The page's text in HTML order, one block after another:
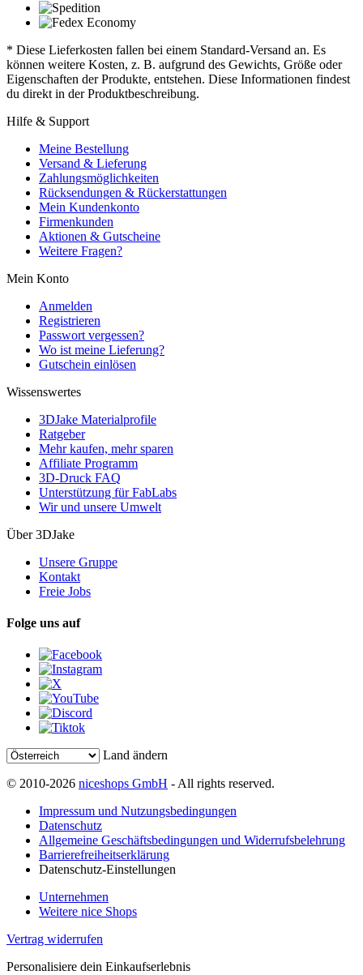
* Diese Lieferkosten fallen bei einem Standard-Versand an. Es
können weitere Kosten, z. B. aufgrund des Gewichts, Größe oder
Eigenschaften der Produkte, entstehen. Diese Informationen findest
du direkt in der Produktbeschreibung.
Hilfe & Support
Meine Bestellung
Versand & Lieferung
Zahlungsmöglichkeiten
Rücksendungen & Rückerstattungen
Mein Kundenkonto
Firmenkunden
Aktionen & Gutscheine
Weitere Fragen?
Mein Konto
Anmelden
Registrieren
Passwort vergessen?
Wo ist meine Lieferung?
Gutschein einlösen
Wissenswertes
3DJake Materialprofile
Ratgeber
Mehr kaufen, mehr sparen
Affiliate Programm
3D-Druck FAQ
Unterstützung für FabLabs
Wir und unsere Umwelt
Über 3DJake
Unsere Gruppe
Kontakt
Freie Jobs
Folge uns auf
Land ändern
© 2010-2026 niceshops GmbH - All rights reserved.
Impressum und Nutzungsbedingungen
Datenschutz
Allgemeine Geschäftsbedingungen und Widerrufsbelehrung
Barrierefreiheitserklärung
Datenschutz-Einstellungen
Unternehmen
Weitere nice Shops
Vertrag widerrufen
Personalisiere dein Einkaufserlebnis